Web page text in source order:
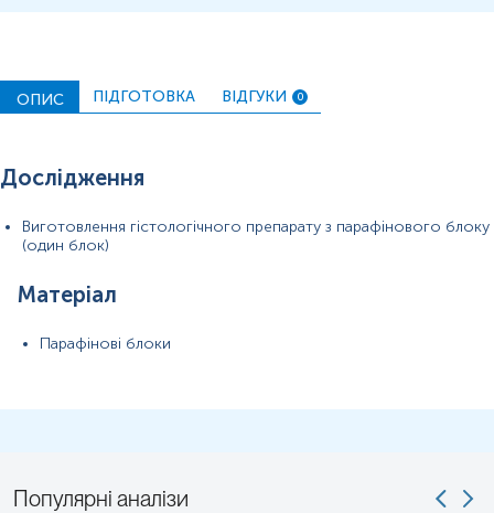
ОПИС ПІДГОТОВКА ВІДГУКИ 0
Дослідження
Виготовлення гістологічного препарату з парафінового блоку
(один блок)
Матеріал
Парафінові блоки
Популярні аналізи